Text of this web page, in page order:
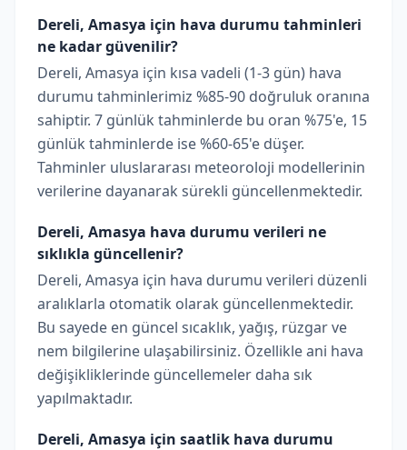
Dereli, Amasya için hava durumu tahminleri
ne kadar güvenilir?
Dereli, Amasya için kısa vadeli (1-3 gün) hava
durumu tahminlerimiz %85-90 doğruluk oranına
sahiptir. 7 günlük tahminlerde bu oran %75'e, 15
günlük tahminlerde ise %60-65'e düşer.
Tahminler uluslararası meteoroloji modellerinin
verilerine dayanarak sürekli güncellenmektedir.
Dereli, Amasya hava durumu verileri ne
sıklıkla güncellenir?
Dereli, Amasya için hava durumu verileri düzenli
aralıklarla otomatik olarak güncellenmektedir.
Bu sayede en güncel sıcaklık, yağış, rüzgar ve
nem bilgilerine ulaşabilirsiniz. Özellikle ani hava
değişikliklerinde güncellemeler daha sık
yapılmaktadır.
Dereli, Amasya için saatlik hava durumu